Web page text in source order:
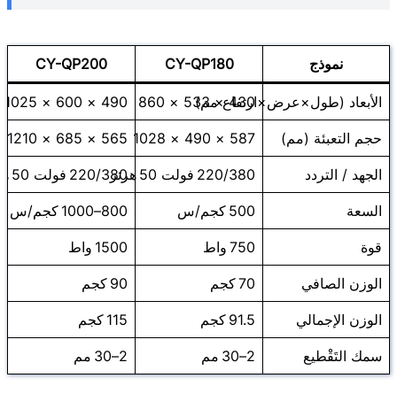
نموذج CY-QP180
CY-QP200
الأبعاد (طول×عرض×ارتفاع مم)
430 × 533 × 860
490 × 600 × 1025
حجم التعبئة (مم) 587 × 490 × 1028
565 × 685 × 1210
الجهد / التردد 220/380 فولت 50 هرتز 220/380 فولت 50 هرتز
السعة 500 كجم/س 800–1000 كجم/س
قوة 750 واط 1500 واط
الوزن الصافي 70 كجم 90 كجم
الوزن الإجمالي 91.5 كجم 115 كجم
سمك التَقْطيع 2–30 مم 2–30 مم